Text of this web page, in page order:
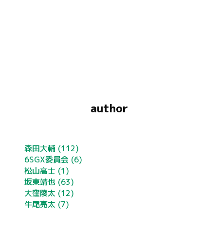
author
森田大輔 (112)
6SGX委員会 (6)
松山高士 (1)
坂東靖也 (63)
大窪陵太 (12)
牛尾亮太 (7)